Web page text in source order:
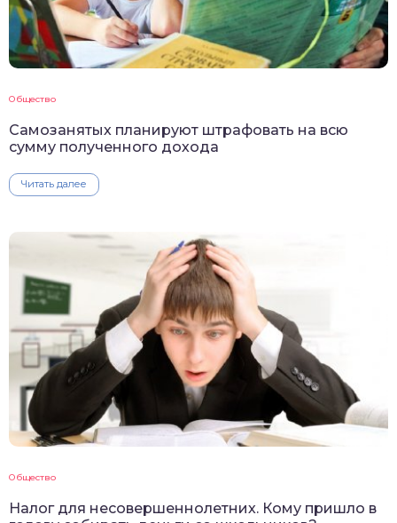
Общество
Самозанятых планируют штрафовать на всю
сумму полученного дохода
Читать далее
Общество
Налог для несовершеннолетних. Кому пришло в